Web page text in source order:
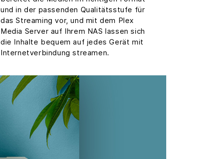
und in der passenden Qualitätsstufe für
das Streaming vor, und mit dem Plex
Media Server auf Ihrem NAS lassen sich
die Inhalte bequem auf jedes Gerät mit
Internetverbindung streamen.